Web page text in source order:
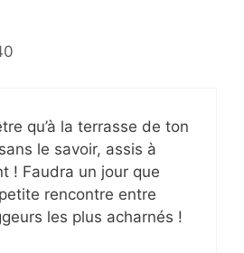
qu’à la terrasse de ton
le savoir, assis à
! Faudra un jour que
rencontre entre
les plus acharnés !